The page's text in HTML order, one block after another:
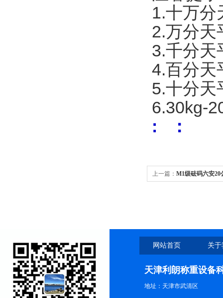
1.十万分
2.万分天
3.千分天
4.百分天
5.十分天
6.30kg-
: ：
上一篇： M1级砝码六安20
网站首页 关
天津利朗称重设备
地址：天津市武清区